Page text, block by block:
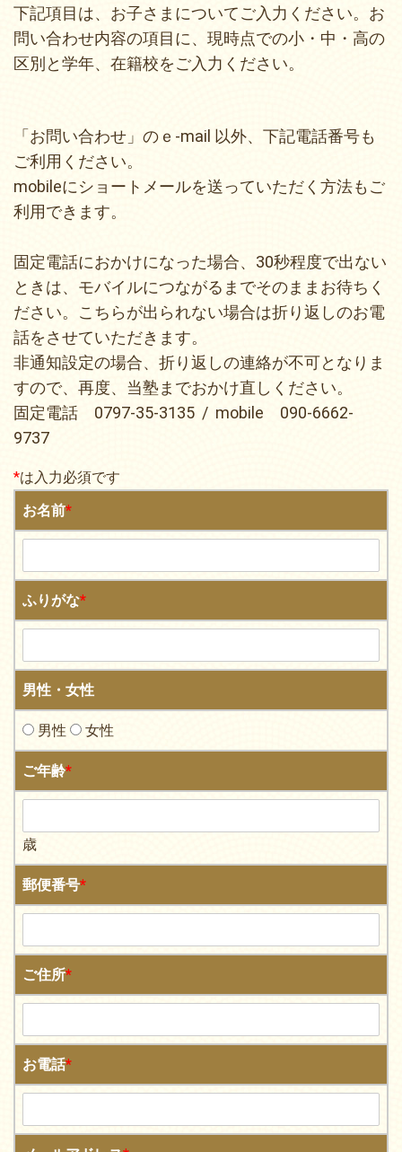
下記項目は、お子さまについてご入力ください。お
問い合わせ内容の項目に、現時点での小・中・高の
区別と学年、在籍校をご入力ください。
「お問い合わせ」のｅ‐mail 以外、下記電話番号も
ご利用ください。
mobileにショートメールを送っていただく方法もご
利用できます。
固定電話におかけになった場合、30秒程度で出ない
ときは、モバイルにつながるまでそのままお待ちく
ださい。こちらが出られない場合は折り返しのお電
話をさせていただきます。
非通知設定の場合、折り返しの連絡が不可となりま
すので、再度、当塾までおかけ直しください。
固定電話 0797-35-3135 / mobile 090-6662-
9737
*は入力必須です
お名前*
ふりがな*
男性・女性
男性 女性
ご年齢*
歳
郵便番号*
ご住所*
お電話*